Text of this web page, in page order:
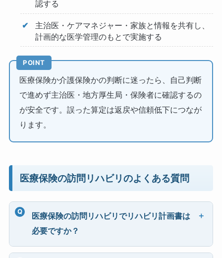
認する
主治医・ケアマネジャー・家族と情報を共有し、
計画的な医学管理のもとで実施する
POINT
医療保険か介護保険かの判断に迷ったら、自己判断
で進めず主治医・地方厚生局・保険者に確認するの
が安全です。誤った算定は返戻や信頼低下につなが
ります。
医療保険の訪問リハビリのよくある質問
医療保険の訪問リハビリでリハビリ計画書は
必要ですか？